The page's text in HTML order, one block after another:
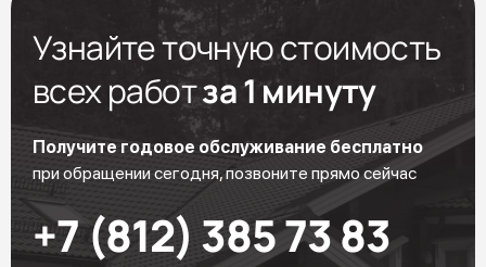
Узнайте точную стоимость
всех работза 1 минуту
Получите годовое обслуживание бесплатно
при обращении сегодня, позвоните прямо сейчас
+7 (812) 385 73 83